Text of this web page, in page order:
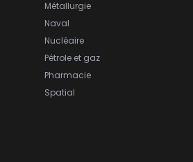
Métallurgie
Naval
Nucléaire
Pétrole et gaz
Pharmacie
Spatial